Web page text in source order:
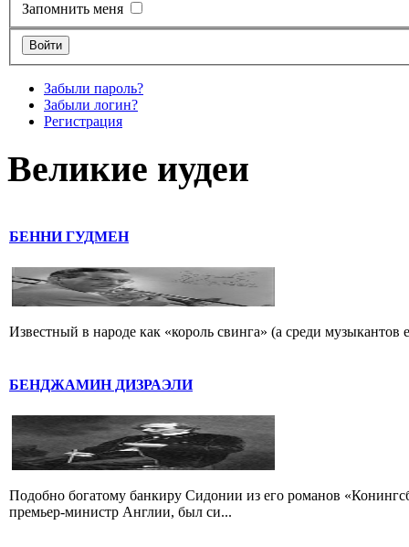
Запомнить меня
Забыли пароль?
Забыли логин?
Регистрация
Великие иудеи
БЕННИ ГУДМЕН
Известный в народе как «король свинга» (а среди
БЕНДЖАМИН ДИЗРАЭЛИ
Подобно богатому банкиру Сидонии из его романов
премьер-министр Англии, был си...